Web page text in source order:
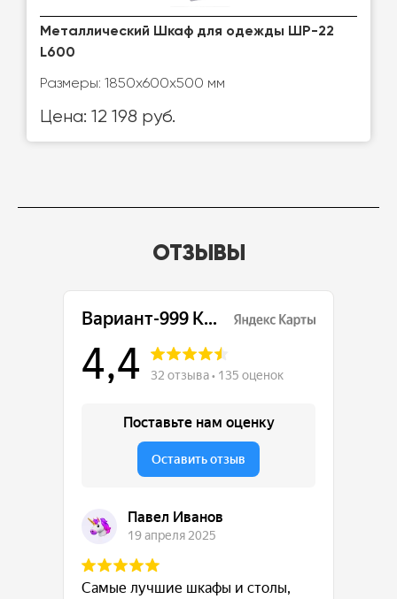
Металлический Шкаф для одежды ШР-22
L600
Размеры: 1850х600х500 мм
Цена: 12 198 руб.
ОТЗЫВЫ